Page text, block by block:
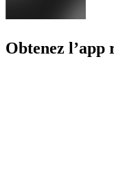
Obtenez